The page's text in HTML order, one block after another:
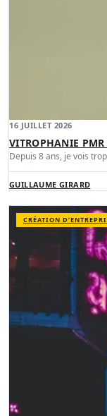
16 JUILLET 2026
VITROPHANIE
Depuis 8 ans, je vois
GUILLAUME GIRARD
CRÉATION